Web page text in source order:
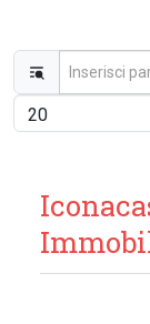
Inserisci parte
Visualizza #